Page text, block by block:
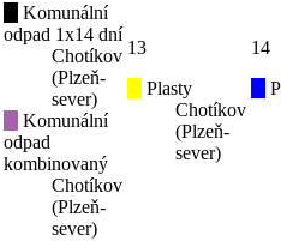
Komunální
odpad 1x14 dní
Chotíkov
(Plzeň-
sever)
Komunální
odpad
kombinovaný
Chotíkov
(Plzeň-
sever)
13
Plasty
Chotíkov
(Plzeň-
sever)
14